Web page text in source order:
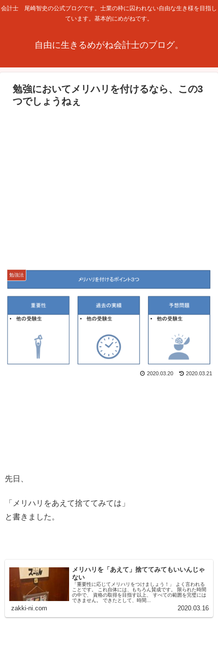
会計士 尾崎智史の公式ブログです。士業の枠に囚われない自由な生き様を目指し
ています。基本的にめがねです。
自由に生きるめがね会計士のブログ。
勉強においてメリハリを付けるなら、この3
つでしょうねぇ
勉強法
2020.03.21
2020.03.20
先日、
「メリハリをあえて捨ててみては」
と書きました。
メリハリを「あえて」捨ててみてもいいんじゃ
ない
「重要性に応じてメリハリをつけましょう！」 よく言われる
ことです。 これ自体には、もちろん賛成です。 限られた時間
の中で、 資格の取得を目指す以上、 すべての範囲を完璧には
できません。 できたとして、時間...
zakki-ni.com 2020.03.16